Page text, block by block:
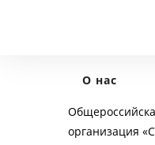
О нас
организация